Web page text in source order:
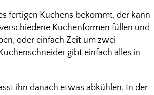
fertigen Kuchens bekommt, der kann
Kuchenformen füllen und
oder einfach Zeit um zwei
gibt einfach alles in
ihn danach etwas abkühlen. In der